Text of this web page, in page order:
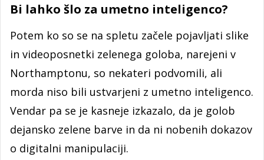
Bi lahko šlo za umetno inteligenco?
Potem ko so se na spletu začele pojavljati slike
in videoposnetki zelenega goloba, narejeni v
Northamptonu, so nekateri podvomili, ali
morda niso bili ustvarjeni z umetno inteligenco.
Vendar pa se je kasneje izkazalo, da je golob
dejansko zelene barve in da ni nobenih dokazov
o digitalni manipulaciji.